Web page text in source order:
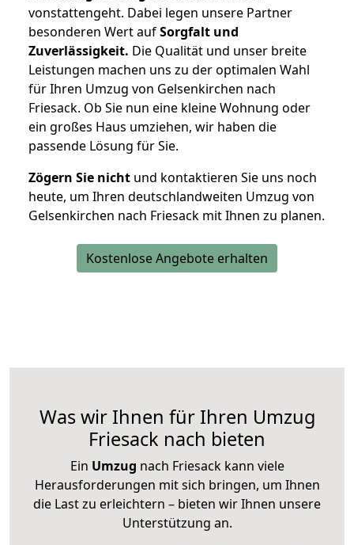
vonstattengeht. Dabei legen unsere Partner
besonderen Wert aufSorgfalt und
Zuverlässigkeit. Die Qualität und unser breite
Leistungen machen uns zu der optimalen Wahl
für Ihren Umzug von Gelsenkirchen nach
Friesack. Ob Sie nun eine kleine Wohnung oder
ein großes Haus umziehen, wir haben die
passende Lösung für Sie.
Zögern Sie nicht und kontaktieren Sie uns noch
heute, um Ihren deutschlandweiten Umzug von
Gelsenkirchen nach Friesack mit Ihnen zu planen.
Kostenlose Angebote erhalten
Was wir Ihnen für Ihren Umzug
Friesack nach bieten
Ein Umzug nach Friesack kann viele
Herausforderungen mit sich bringen, um Ihnen
die Last zu erleichtern – bieten wir Ihnen unsere
Unterstützung an.